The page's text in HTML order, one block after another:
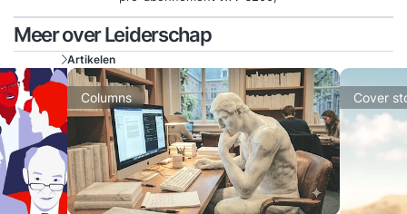
Meer over Leiderschap
Artikelen
Columns Cover